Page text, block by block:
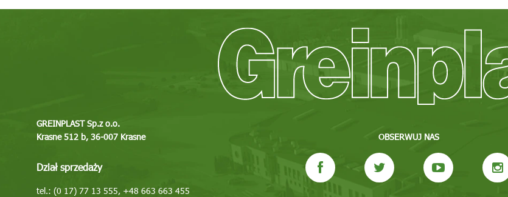
GREINPLAST Sp.z o.o.
Krasne 512 b, 36-007 Krasne
Dział sprzedaży
tel.: (0 17) 77 13 555, +48 663 663 455
OBSERWUJ NAS